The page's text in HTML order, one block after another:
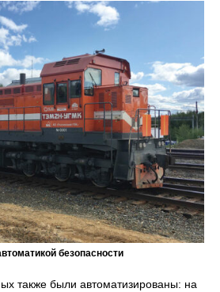
безопасности
также были автоматизированы: на